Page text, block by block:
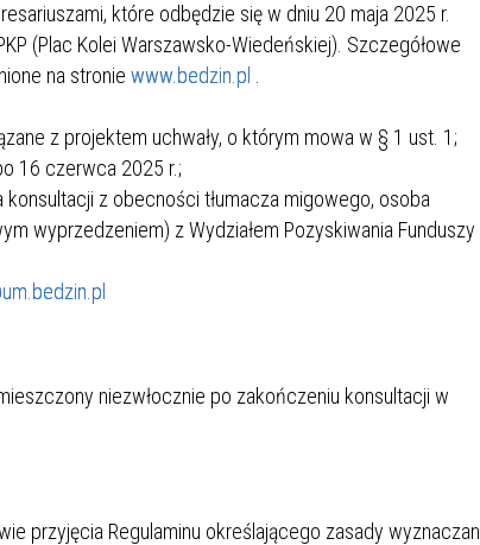
które odbędzie się w dniu 20 maja 2025 r.
(Plac Kolei Warszawsko-Wiedeńskiej). Szczegółowe
na stronie www.bedzin.pl
z projektem uchwały, o którym mowa w § 1 ust. 1;
16 czerwca 2025 r.;
z obecności tłumacza migowego, osoba
wyprzedzeniem) z Wydziałem Pozyskiwania Funduszy
niezwłocznie po zakończeniu konsultacji w
przyjęcia Regulaminu określającego zasady